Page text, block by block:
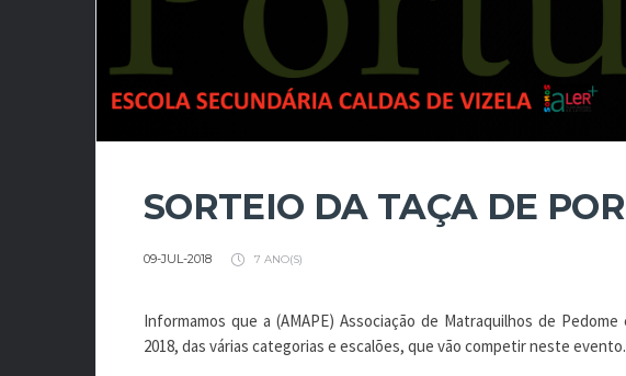
SORTEIO DA TAÇA DE
09-JUL-2018 7 ANO(S)
Informamos que a (AMAPE) Associação de Matraquilhos de
2018, das várias categorias e escalões, que vão competir neste evento.